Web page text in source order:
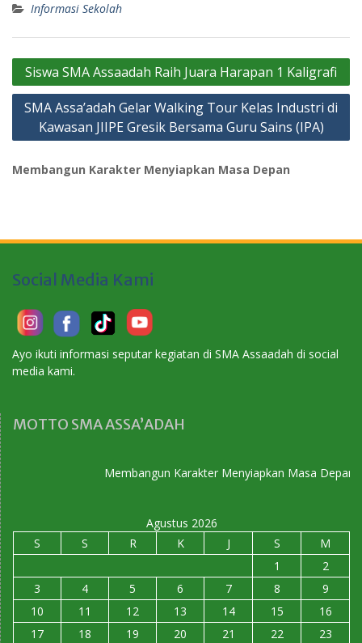
Informasi Sekolah
Navigasi
pos
Siswa SMA Assaadah Raih Juara Harapan 1 Kaligrafi
SMA Assa’adah Gelar Walking Tour Kelas Industri di
Kawasan JIIPE Gresik Bersama Guru Sains (IPA)
Membangun Karakter Menyiapkan Masa Depan
Social Media Kami
Ayo ikuti informasi seputar kegiatan di SMA Assaadah di social
media kami.
MOTTO SMA ASSA’ADAH
Membangun Karakter Menyiapkan Masa Depan
Agustus 2026
S
S R K J S
M
1
2
3
4 5 6 7 8
9
10
11 12 13 14 15
16
17
18 19 20 21 22
23